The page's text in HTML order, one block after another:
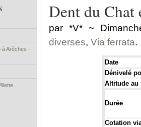
à Arêches -
Dent du Chat
par *V* ~
diverses, Via ferrata.
Date
Dénivelé
Altitude au
Durée
Cotation